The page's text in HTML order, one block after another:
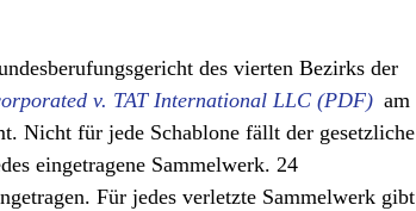
des vierten Bezirks der
v. TAT International LLC
am
Nicht für jede Schablone fällt der gesetzliche
eingetragene Sammelwerk. 24
Für jedes verletzte Sammelwerk gibt